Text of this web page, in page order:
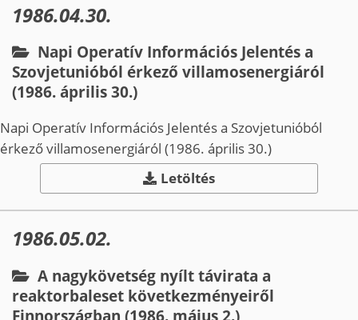
1986.04.30.
Napi Operatív Információs Jelentés a
Szovjetunióból érkező villamosenergiáról
(1986. április 30.)
Napi Operatív Információs Jelentés a Szovjetunióból
érkező villamosenergiáról (1986. április 30.)
Letöltés
1986.05.02.
A nagykövetség nyílt távirata a
reaktorbaleset következményeiről
Finnországban (1986. május 2.)